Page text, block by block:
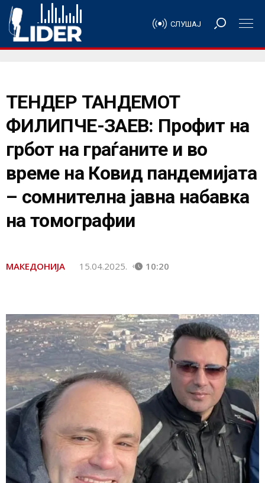
СЛУШАЈ
ТЕНДЕР ТАНДЕМОТ
ФИЛИПЧЕ-ЗАЕВ: Профит на
грбот на граѓаните и во
време на Ковид пандемијата
– сомнителна јавна набавка
на томографии
МАКЕДОНИЈА 15.04.2025. 10:20